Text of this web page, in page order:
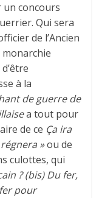
un concours
Qui sera
de l’Ancien
à la
de guerre de
a tout pour
de ce Ça ira
régnera »ou de
culottes, qui
? (bis) Du fer,
pour